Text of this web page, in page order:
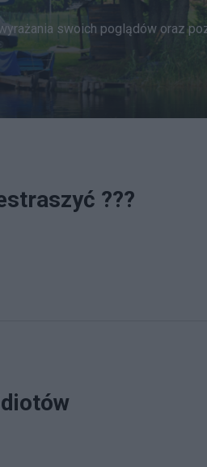
swoich poglądów oraz
???